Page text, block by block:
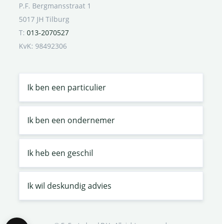
P.F. Bergmansstraat 1
5017 JH Tilburg
T: 013-2070527
KvK: 98492306
Ik ben een particulier
Ik ben een ondernemer
Ik heb een geschil
Ik wil deskundig advies